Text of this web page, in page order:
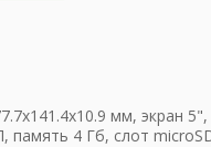
мм, экран
4 Гб, слот